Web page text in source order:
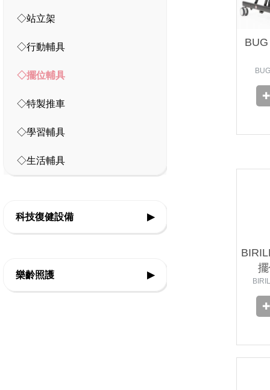
◇智能科技設備
◇球類投擲運動
◇視障體育器材
◇團體活動器材
◇主被動健身器材
◇特殊浮具
◇站立架
◇行動輔具
◇擺位輔具
◇特製推車
◇學習輔具
◇生活輔具
科技復健設備 ▶
◇復健治療設備
樂齡照護 ▶
✚
✚